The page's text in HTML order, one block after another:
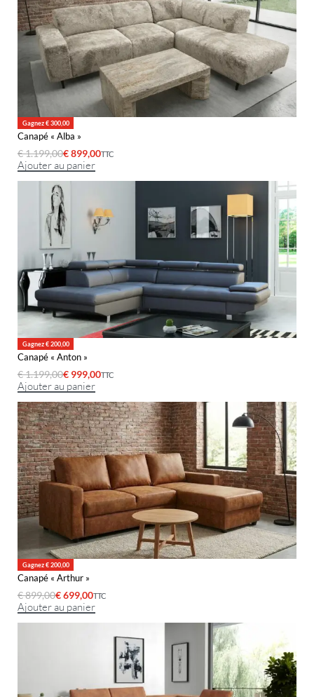
Gagnez € 300,00
Canapé « Alba »
€1.199,00€899,00TTC
Ajouter au panier
Gagnez € 200,00
Canapé « Anton »
€1.199,00€ 999,00TTC
Ajouter au panier
Gagnez € 200,00
Canapé « Arthur »
€899,00€699,00TTC
Ajouter au panier